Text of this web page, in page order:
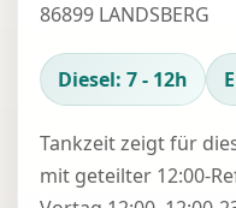
86899 LANDSBERG
Diesel: 7 - 12h
Tankzeit zeigt für
mit geteilter 12:00-